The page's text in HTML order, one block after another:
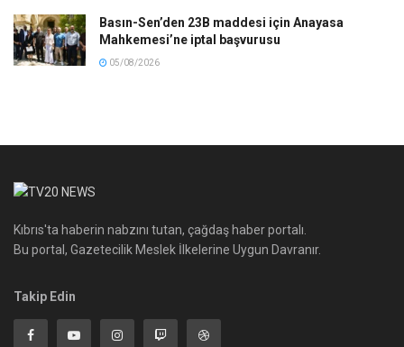
Basın-Sen’den 23B maddesi için Anayasa
Mahkemesi’ne iptal başvurusu
05/08/2026
Kıbrıs'ta haberin nabzını tutan, çağdaş haber portalı.
Bu portal, Gazetecilik Meslek İlkelerine Uygun Davranır.
Takip Edin